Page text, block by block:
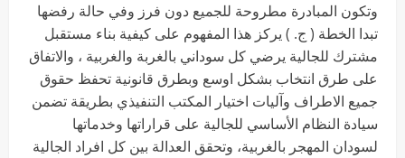
وتكون المبادرة مطروحة للجميع دون فرز وفي حالة رفضها
تبدا الخطة ( ج. ) يركز هذا المفهوم على كيفية بناء مستقبل
مشترك للجالية يرضي كل سوداني بالغربة والغربية ، والاتفاق
على طرق انتخاب بشكل اوسع وبطرق قانونية تحفظ حقوق
جميع الاطراف وآليات اختيار المكتب التنفيذي بطريقة تضمن
سيادة النظام الأساسي للجالية على قراراتها وخدماتها
لسودان المهجر بالغربية، وتحقق العدالة بين كل افراد الجالية